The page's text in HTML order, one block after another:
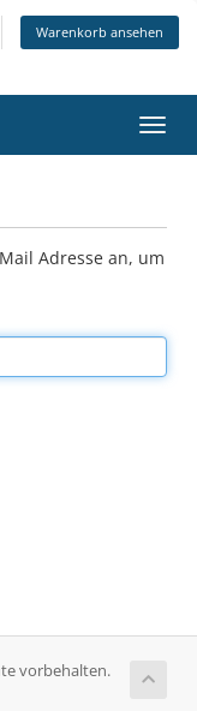
Warenkorb ansehen
ein-/
Adresse an, um
vorbehalten.